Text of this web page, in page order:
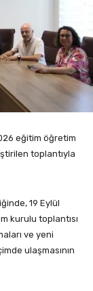
eğitim öğretim
toplantıyla
19 Eylül
kurulu toplantısı
ve yeni
ulaşmasının